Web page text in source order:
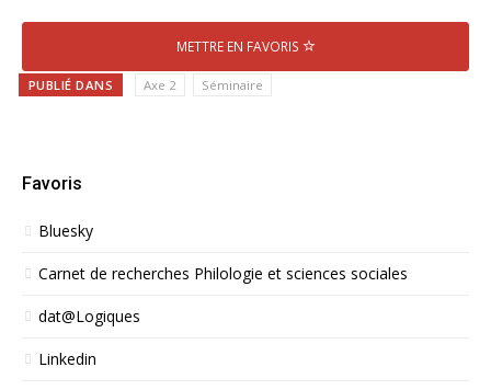
METTRE EN FAVORIS
PUBLIÉ DANS Axe 2 Séminaire
Favoris
Bluesky
Carnet de recherches Philologie et sciences sociales
dat@Logiques
Linkedin